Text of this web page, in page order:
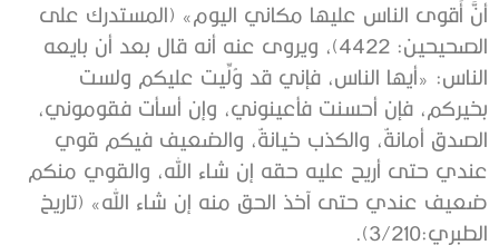
أنَّ أَقوى الناس عليها مكاني اليوم» (المستدرك على
الصحيحين: 4422)، ويروى عنه أنه قال بعد أن بايعه
الناس: «أيها الناس، فإني قد وُلِّيت عليكم ولست
بخيركم، فإن أحسنت فأعينوني، وإن أسأت فقوموني،
الصدق أمانةٌ، والكذب خيانةٌ، والضعيف فيكم قوي
عندي حتى أريح عليه حقه إن شاء الله، والقوي منكم
ضعيف عندي حتى آخذ الحق منه إن شاء الله» (تاريخ
الطبري:3/210).